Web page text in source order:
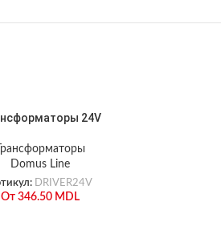
24V
Трансформаторы
Domus Line
DRIVER24V
От 346.50 MDL